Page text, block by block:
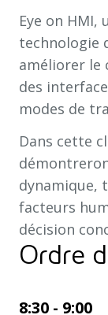
Eye on
technologie
améliorer le
des
modes de
Dans cette
dynamique,
facteurs
décision
Ordre
8:30 - 9:00